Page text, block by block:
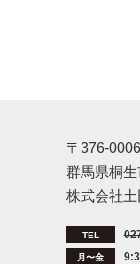
〒376-0006
群馬県桐
株式会社
TEL
月〜金